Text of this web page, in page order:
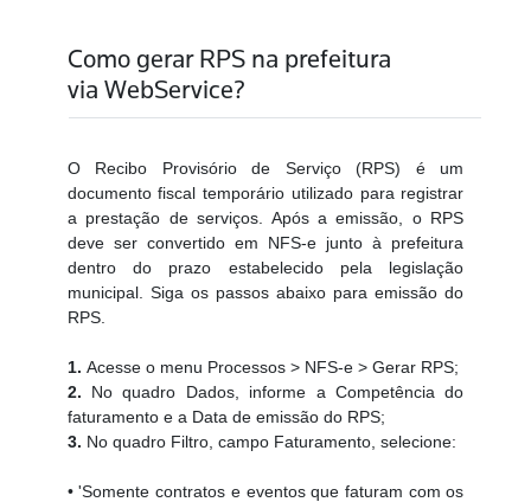
Como gerar RPS na prefeitura
via WebService?
O Recibo Provisório de Serviço (RPS) é um
documento fiscal temporário utilizado para registrar
a prestação de serviços. Após a emissão, o RPS
deve ser convertido em NFS-e junto à prefeitura
dentro do prazo estabelecido pela legislação
municipal. Siga os passos abaixo para emissão do
RPS.
1. Acesse o menu Processos > NFS-e > Gerar RPS;
2. No quadro Dados, informe a Competência do
faturamento e a Data de emissão do RPS;
3. No quadro Filtro, campo Faturamento, selecione:
• 'Somente contratos e eventos que faturam com os